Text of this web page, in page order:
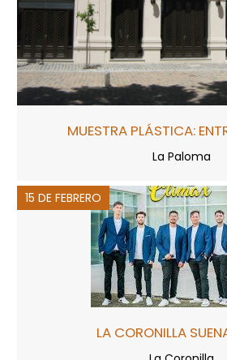
MUESTRA PLÁSTICA:
La Paloma
15 DE FEBRERO
LA CORONILLA